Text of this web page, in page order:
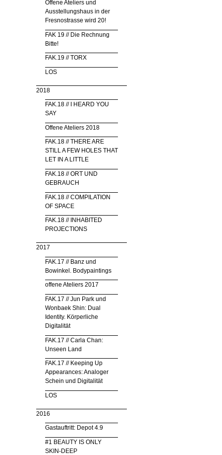
Offene Ateliers und
Ausstellungshaus in der
Fresnostrasse wird 20!
FAK 19 // Die Rechnung
Bitte!
FAK.19 // TORX
LOS
2018
FAK.18 // I HEARD YOU
SAY
Offene Ateliers 2018
FAK.18 // THERE ARE
STILL A FEW HOLES THAT
LET IN A LITTLE
FAK.18 // ORT UND
GEBRAUCH
FAK.18 // COMPILATION
OF SPACE
FAK.18 // INHABITED
PROJECTIONS
2017
FAK.17 // Banz und
Bowinkel. Bodypaintings
offene Ateliers 2017
FAK.17 // Jun Park und
Wonbaek Shin: Dual
Identity. Körperliche
Digitalität
FAK.17 // Carla Chan:
Unseen Land
FAK.17 // Keeping Up
Appearances: Analoger
Schein und Digitalität
LOS
2016
Gastauftritt: Depot 4.9
#1 BEAUTY IS ONLY
SKIN-DEEP